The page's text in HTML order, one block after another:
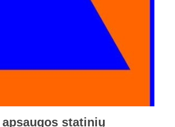
statinių